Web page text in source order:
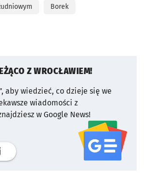
Borek
Z WROCŁAWIEM!
aby wiedzieć, co dzieje się we
wiadomości z
w Google News!
profil serwisu